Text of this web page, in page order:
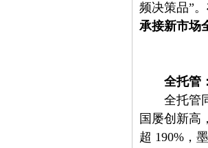
频决策品”。
承接新市场
全托管
全托管
国屡创新高
超 190%，